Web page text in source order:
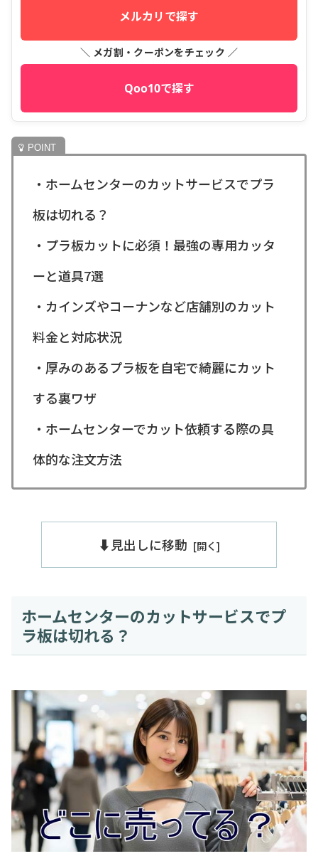
メルカリで探す
＼ メガ割・クーポンをチェック ／
Qoo10で探す
・ホームセンターのカットサービスでプラ
板は切れる？
・プラ板カットに必須！最強の専用カッタ
ーと道具7選
・カインズやコーナンなど店舗別のカット
料金と対応状況
・厚みのあるプラ板を自宅で綺麗にカット
する裏ワザ
・ホームセンターでカット依頼する際の具
体的な注文方法
⬇️見出しに移動
ホームセンターのカットサービスでプ
ラ板は切れる？